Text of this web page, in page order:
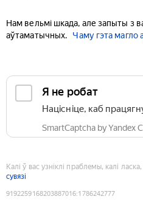
Нам вельмі шкада, але запыты з
аўтаматычных.
Чаму гэта магло
Я не робат
Націсніце, каб
SmartCaptcha by Yandex
Калі ў вас узніклі праблемы, калі
сувязі
9192259168203887016:1786242777